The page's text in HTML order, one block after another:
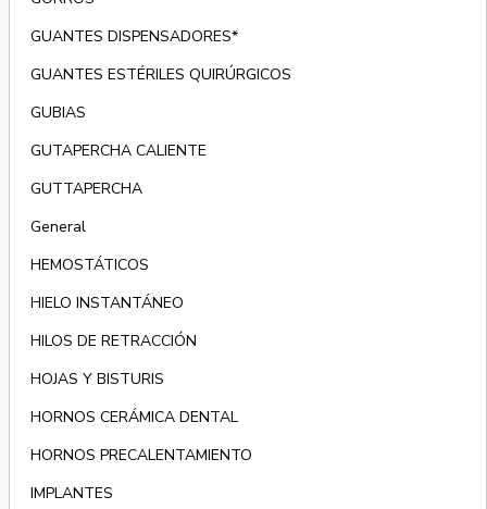
GUANTES DISPENSADORES*
GUANTES ESTÉRILES QUIRÚRGICOS
GUBIAS
GUTAPERCHA CALIENTE
GUTTAPERCHA
General
HEMOSTÁTICOS
HIELO INSTANTÁNEO
HILOS DE RETRACCIÓN
HOJAS Y BISTURIS
HORNOS CERÁMICA DENTAL
HORNOS PRECALENTAMIENTO
IMPLANTES